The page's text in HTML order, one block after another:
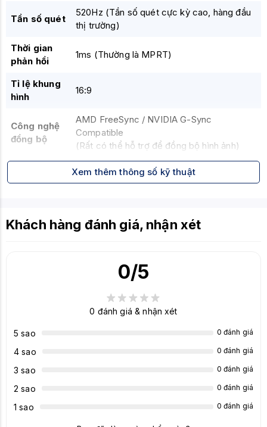
Tần số quét
520Hz (Tần số quét cực kỳ cao, hàng đầu
thị trường)
Thời gian
phản hồi
1ms (Thường là MPRT)
Tỉ lệ khung
hình
16:9
Công nghệ
đồng bộ
AMD FreeSync / NVIDIA G-Sync
Compatible
(Rất có thể hỗ trợ để đồng bộ hình ảnh)
HDMI, DisplayPort
(Cần kiểm tra số lượng và phiên bản cụ
Tần số quét 520Hz đột phá
Tấm nền IPS cho màu sắc tốt
nghiệp đỉnh cao
Xem thêm thông số kỹ thuật
Khách hàng đánh giá, nhận xét
0/5
0 đánh giá & nhận xét
5 sao 0 đánh giá
4 sao 0 đánh giá
3 sao 0 đánh giá
2 sao 0 đánh giá
1 sao 0 đánh giá